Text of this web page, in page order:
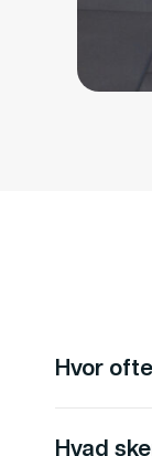
Hvor
Hvad